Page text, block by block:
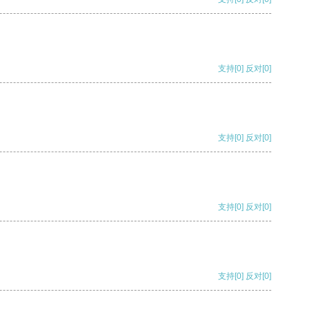
支持[0] 反对[0]
支持[0] 反对[0]
支持[0] 反对[0]
支持[0] 反对[0]